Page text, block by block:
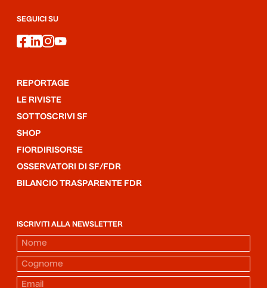
SEGUICI SU
facebook
linkedin
instagram
youtube
REPORTAGE
LE RIVISTE
SOTTOSCRIVI SF
SHOP
FIORDIRISORSE
OSSERVATORI DI SF/FDR
BILANCIO TRASPARENTE FDR
ISCRIVITI ALLA NEWSLETTER